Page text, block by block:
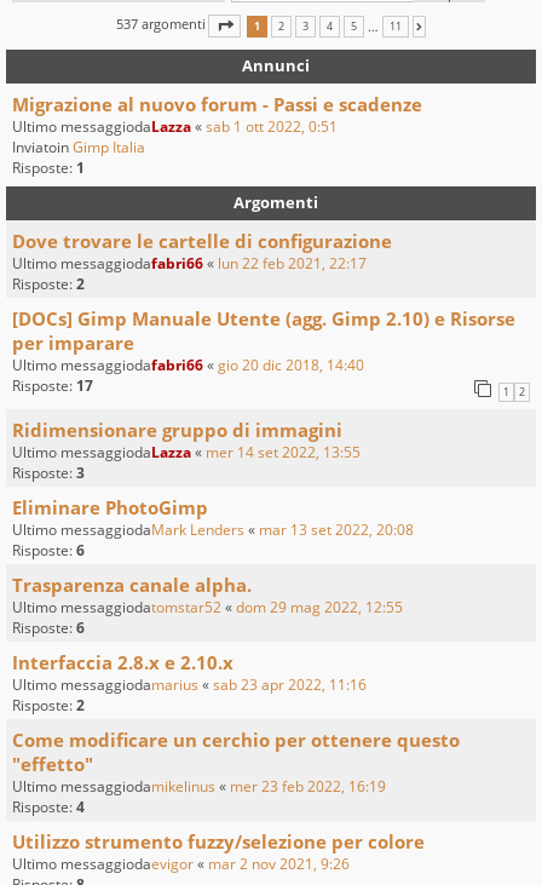
537 argomenti PAGINA 1DI 11
1 2 3 4 5 … 11
Annunci
Migrazione al nuovo forum - Passi e scadenze
Ultimo messaggiodaLazza«sab 1 ott 2022, 0:51
InviatoinGimp Italia
Risposte: 1
Argomenti
Dove trovare le cartelle di configurazione
Ultimo messaggiodafabri66« lun 22 feb 2021, 22:17
Risposte:2
[DOCs] Gimp Manuale Utente (agg. Gimp 2.10) e Risorse
per imparare
Ultimo messaggiodafabri66«gio 20 dic 2018, 14:40
Risposte: 17 1 2
Ridimensionare gruppo di immagini
Ultimo messaggiodaLazza« mer 14 set 2022, 13:55
Risposte:3
Eliminare PhotoGimp
Ultimo messaggiodaMark Lenders « mar 13 set 2022, 20:08
Risposte:6
Trasparenza canale alpha.
Ultimo messaggiodatomstar52«dom 29 mag 2022, 12:55
Risposte:6
Interfaccia 2.8.x e 2.10.x
Ultimo messaggiodamarius «sab 23 apr 2022, 11:16
Risposte:2
Come modificare un cerchio per ottenere questo
"effetto"
Ultimo messaggiodamikelinus « mer 23 feb 2022, 16:19
Risposte:4
Utilizzo strumento fuzzy/selezione per colore
Ultimo messaggiodaevigor« mar 2 nov 2021, 9:26